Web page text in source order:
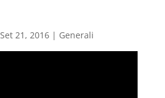
Set 21, 2016| Generali